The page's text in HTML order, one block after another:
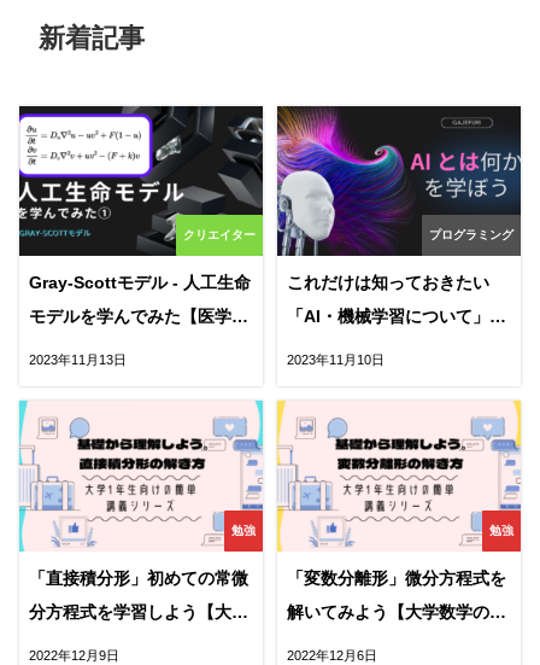
新着記事
クリエイター
Gray-Scottモデル - 人工生命
モデルを学んでみた【医学生
による】
2023年11月13日
プログラミング
これだけは知っておきたい
「AI・機械学習について」
【医学生による】
2023年11月10日
勉強
「直接積分形」初めての常微
分方程式を学習しよう【大学
数学の基礎】
2022年12月9日
勉強
「変数分離形」微分方程式を
解いてみよう【大学数学の基
礎】
2022年12月6日